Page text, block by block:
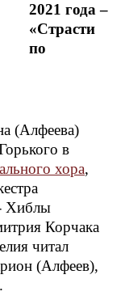
2021 года –
«Страсти
по
(Алфеева)
в
хора,
Хиблы
Корчака
читал
(Алфеев),